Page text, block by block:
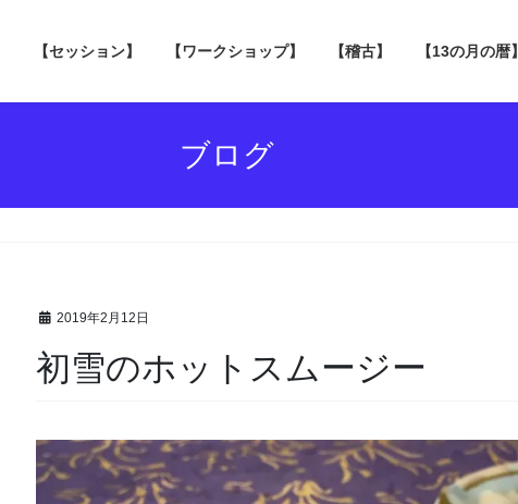
【セッション】 【ワークショップ】 【稽古】 【13の月の暦】
ブログ
2019年2月12日
初雪のホットスムージー